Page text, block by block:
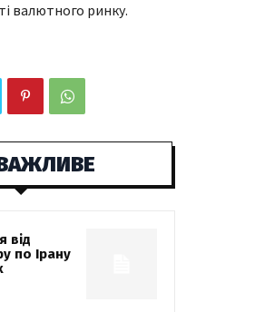
валютного ринку.
від
по Ірану